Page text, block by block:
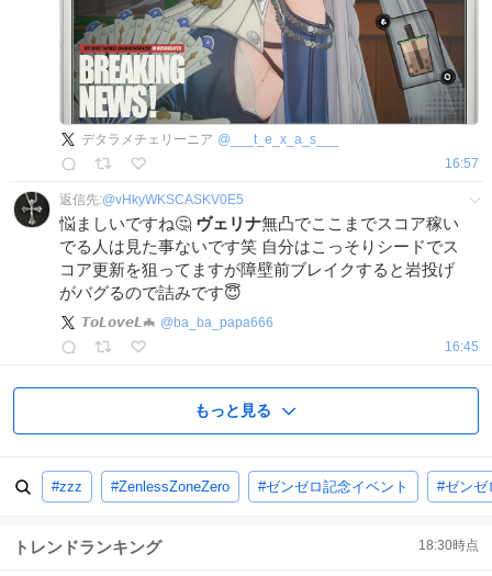
デタラメチェリーニア @ ___t_e_x_a_s___
16:57
返信先:@vHkyWKSCASKV0E5
悩ましいですね🤔 ヴェリナ無凸でここまでスコア稼い
でる人は見た事ないです笑 自分はこっそりシードでス
コア更新を狙ってますが障壁前ブレイクすると岩投げ
がバグるので詰みです😇
𝙏𝙤𝙇𝙤𝙫𝙚𝙇🦇 @ba_ba_papa666
16:45
もっと見る
#zzz #ZenlessZoneZero #ゼンゼロ記念イベント #ゼンゼ
トレンドランキング 18:30時点